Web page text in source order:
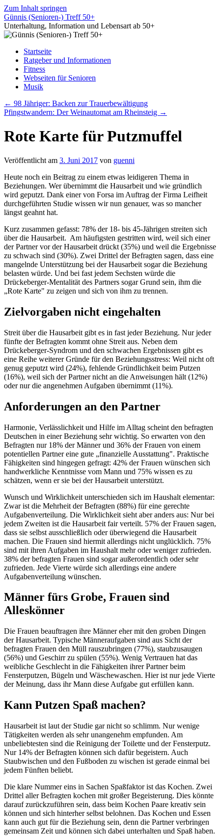
Zum Inhalt springen
Günnis (Senioren-) Treff 50+
Unterhaltung, Information und Lebensart ab 50+
Startseite
Ratgeber und Informationen
Fitness
Webseiten für Senioren
Musik
← 98 Jähriger: Backen zur Trauerbewältigung
Pfingstwandern: Der Weinautomat am Rheinsteig →
Rote Karte für Putzmuffel
Veröffentlicht am 3. Juni 2017 von guenni
Heute noch ein Beitrag zu einem etwas leidigeren Thema in
Beziehungen. Wer übernimmt die Hausarbeit und wie gründlich
wird geputzt. Dank einer von Forsa im Auftrag der Firma Leifheit
durchgeführten Studie wissen wir nun genauer, was so mancher
längst geahnt hat.
Kurz zusammen gefasst: 78% der 18- bis 45-Jährigen streiten sich
über die Hausarbeit. Am häufigsten gestritten wird, weil sich einer
der Partner vor der Hausarbeit drückt (35%) und weil die Ergebnisse
zu schwach sind (30%). Zwei Drittel der Befragten sagen, dass eine
mangelnde Unterstützung bei der Hausarbeit sogar die Beziehung
belasten würde. Und bei fast jedem Sechsten würde die
Drückeberger-Mentalität des Partners sogar Grund sein, ihm die
„Rote Karte" zu zeigen und sich von ihm zu trennen.
Zielvorgaben nicht eingehalten
Streit über die Hausarbeit gibt es in fast jeder Beziehung. Nur jeder
fünfte der Befragten kommt ohne Streit aus. Neben dem
Drückeberger-Syndrom und den schwachen Ergebnissen gibt es
eine Reihe weiterer Gründe für den Beziehungsstress: Weil nicht oft
genug geputzt wird (24%), fehlende Gründlichkeit beim Putzen
(16%), weil sich der Partner nicht an die Anweisungen hält (12%)
oder nur die angenehmen Aufgaben übernimmt (11%).
Anforderungen an den Partner
Harmonie, Verlässlichkeit und Hilfe im Alltag scheint den befragten
Deutschen in einer Beziehung sehr wichtig. So erwarten von den
Befragten nur 18% der Männer und 36% der Frauen von einem
potentiellen Partner eine gute „finanzielle Ausstattung". Praktische
Fähigkeiten sind hingegen gefragt: 42% der Frauen wünschen sich
handwerkliche Kenntnisse vom Mann und 75% wissen es zu
schätzen, wenn er sie bei der Hausarbeit unterstützt.
Wunsch und Wirklichkeit unterschieden sich im Haushalt elementar:
Zwar ist die Mehrheit der Befragten (88%) für eine gerechte
Aufgabenverteilung. Die Wirklichkeit sieht aber anders aus: Nur bei
jedem Zweiten ist die Hausarbeit fair verteilt. 57% der Frauen sagen,
dass sie selbst ausschließlich oder überwiegend die Hausarbeit
machen. Die Frauen sind hiermit allerdings nicht unglücklich. 75%
sind mit ihren Aufgaben im Haushalt mehr oder weniger zufrieden.
38% der befragten Frauen sind sogar außerordentlich oder sehr
zufrieden. Jede Vierte würde sich allerdings eine andere
Aufgabenverteilung wünschen.
Männer fürs Grobe, Frauen sind
Alleskönner
Die Frauen beauftragen ihre Männer eher mit den groben Dingen
der Hausarbeit. Typische Männeraufgaben sind aus Sicht der
befragten Frauen den Müll rauszubringen (77%), staubzusaugen
(56%) und Geschirr zu spülen (55%). Wenig Vertrauen hat das
weibliche Geschlecht in die Fähigkeiten ihrer Partner beim
Fensterputzen, Bügeln und Wäsche­waschen. Hier ist nur jede Vierte
der Meinung, dass ihr Mann diese Aufgabe gut erfüllen kann.
Kann Putzen Spaß machen?
Hausarbeit ist laut der Studie gar nicht so schlimm. Nur wenige
Tätigkeiten werden als sehr unangenehm empfunden. Am
unbeliebtesten sind die Reinigung der Toilette und der Fensterputz.
Nur 14% der Befragten können sich dafür begeistern. Auch
Staubwischen und den Fußboden zu wischen ist gerade einmal bei
jedem Fünften beliebt.
Die klare Nummer eins in Sachen Spaßfaktor ist das Kochen. Zwei
Drittel aller Befragten kochen mit großer Begeisterung. Dies könnte
darauf zurückzuführen sein, dass beim Kochen Paare kreativ sein
können und sich hinterher selbst belohnen. Das Kochen und Essen
kann auch gut für die Beziehung sein, denn die Partner verbringen
gemeinsam Zeit und können sich dabei unterhalten und Spaß haben.